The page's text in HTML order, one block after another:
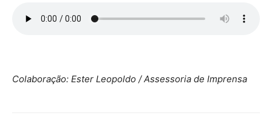
Colaboração: Ester Leopoldo / Assessoria de Imprensa